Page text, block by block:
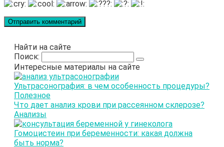
Найти на сайте
Поиск:
Интересные материалы на сайте
Ультрасонография: в чем особенность процедуры?
Полезное
Что дает анализ крови при рассеянном склерозе?
Анализы
Гомоцистеин при беременности: какая должна
быть норма?